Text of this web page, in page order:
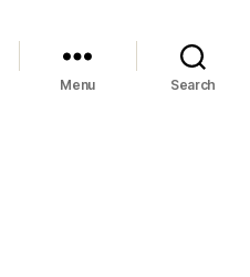
Menu Search